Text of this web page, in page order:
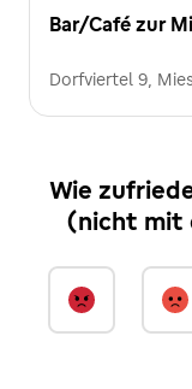
Bar/Café zur
Dorfviertel 9,
Wie
(nicht mit